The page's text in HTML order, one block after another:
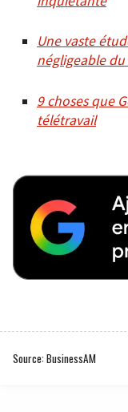
Une vaste
négligeable
9 choses que
télétravail
Source: BusinessAM